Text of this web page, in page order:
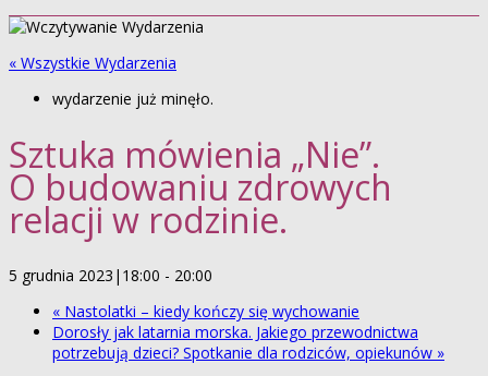
« Wszystkie Wydarzenia
wydarzenie już minęło.
Sztuka mówienia „Nie”.
O budowaniu zdrowych
relacji w rodzinie.
5 grudnia 2023|18:00 - 20:00
« Nastolatki – kiedy kończy się wychowanie
Dorosły jak latarnia morska. Jakiego przewodnictwa
potrzebują dzieci? Spotkanie dla rodziców, opiekunów »